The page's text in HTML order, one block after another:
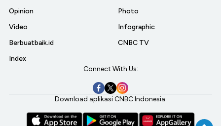
Opinion
Video
Berbuatbaik.id
Index
Photo
Infographic
CNBC TV
Connect With Us:
Download aplikasi CNBC Indonesia: